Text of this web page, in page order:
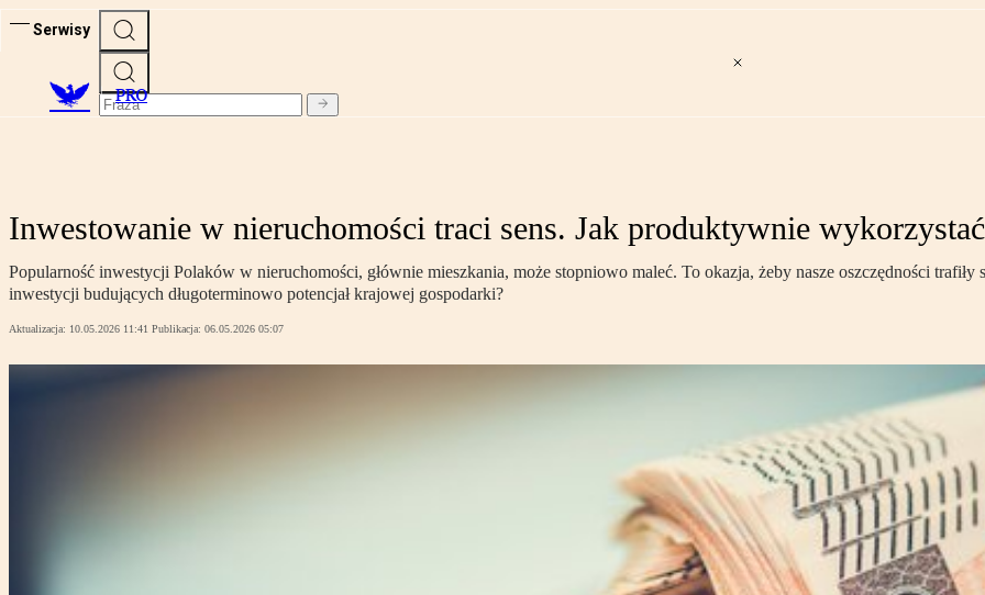
Serwisy
PRO
Inwestowanie w nieruchomości traci sens. Jak produktywnie
Popularność inwestycji Polaków w nieruchomości, głównie mieszkania, może stopniowo maleć. To okazja, żeby nasze oszczędności
inwestycji budujących długoterminowo potencjał krajowej gospodarki?
Aktualizacja: 10.05.2026 11:41 Publikacja: 06.05.2026 05:07